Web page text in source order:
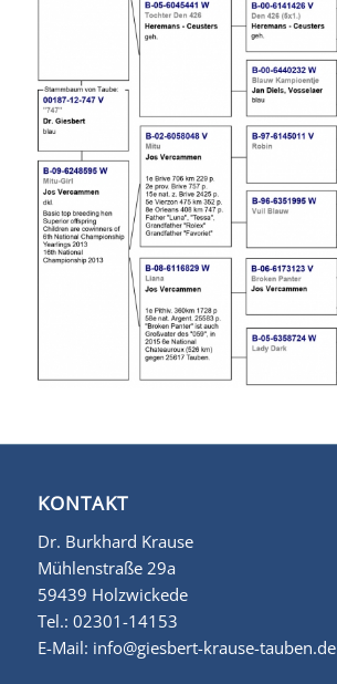
KONTAKT
Dr. Burkhard Krause
Mühlenstraße 29a
59439 Holzwickede
Tel.: 02301-14153
E-Mail: info@giesbert-krause-tauben.de